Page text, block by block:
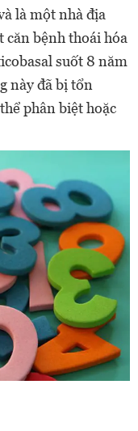
là một nhà địa
căn bệnh thoái hóa
suốt 8 năm
này đã bị tổn
phân biệt hoặc